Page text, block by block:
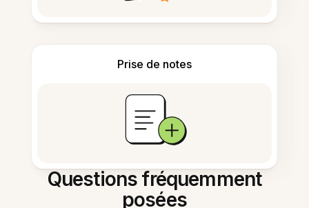
Prise de notes
Questions fréquemment
posées